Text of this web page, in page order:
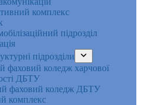
комплекс
підрозділ
підрозділи
фаховий коледж харчової
ДБТУ
фаховий коледж ДБТУ
комплекс